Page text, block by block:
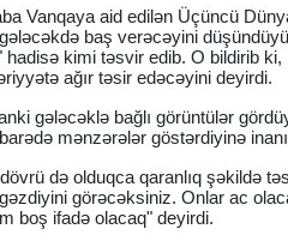
Vanqaya aid edilən Üçüncü
baş verəcəyini
kimi təsvir edib. O bildirib
ağır təsir edəcəyini deyirdi.
gələcəklə bağlı görüntülər
mənzərələr göstərdiyinə
də olduqca qaranlıq şəkildə
görəcəksiniz. Onlar ac
boş ifadə olacaq" deyirdi.